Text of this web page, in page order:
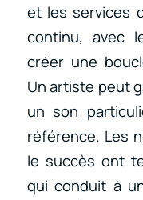
et les services
continu, avec
créer une
Un artiste peut
un son
référence. Les
le succès ont
qui conduit à